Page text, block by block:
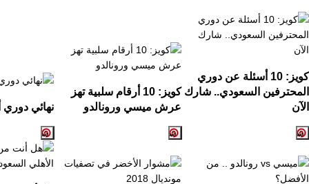
كويز: 10 أسئلة عن دوري
المحترفين السعودي.. شارك
الآن
كويز: 10 أرقام سلبية تهز
عرش ميسي ورونالدو
نهائي دوري